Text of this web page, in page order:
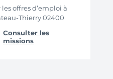
les offres d’emploi à
Thierry 02400
Consulter les
missions